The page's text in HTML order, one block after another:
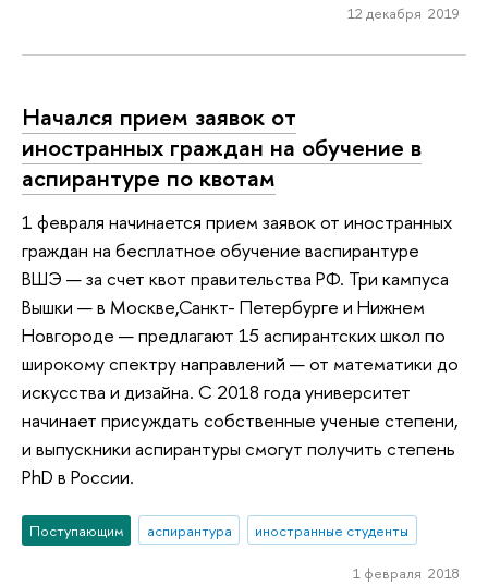
12 декабря 2019
Начался прием заявок от
иностранных граждан на обучение в
аспирантуре по квотам
1 февраля начинается прием заявок от иностранных
граждан на бесплатное обучение васпирантуре
ВШЭ — за счет квот правительства РФ. Три кампуса
Вышки — в Москве,Санкт- Петербурге и Нижнем
Новгороде — предлагают 15 аспирантских школ по
широкому спектру направлений — от математики до
искусства и дизайна. С 2018 года университет
начинает присуждать собственные ученые степени,
и выпускники аспирантуры смогут получить степень
PhD в России.
Поступающим аспирантура иностранные студенты
1 февраля 2018